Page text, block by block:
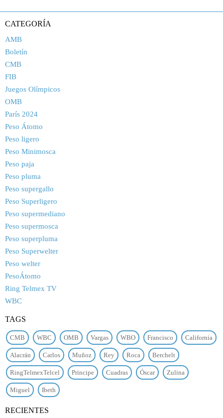
CATEGORÍA
AMB
Boletín
CMB
FIB
Juegos Olímpicos
OMB
París 2024
Peso Átomo
Peso ligero
Peso Minimosca
Peso paja
Peso pluma
Peso supergallo
Peso Superligero
Peso supermediano
Peso supermosca
Peso superpluma
Peso Superwelter
Peso welter
PesoÁtomo
Ring Telmex TV
WBC
TAGS
CMB WBC OMB Vargas WBO Francisco California
Alacrán Carlos Muñoz Rey Roca Berchelt
RingTelmexTelcel Principe Cuadras Óscar Zulina
Miguel Ibeth
RECIENTES